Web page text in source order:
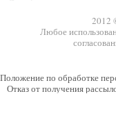
2012
Любое
Положение по обработке
Отказ от получения